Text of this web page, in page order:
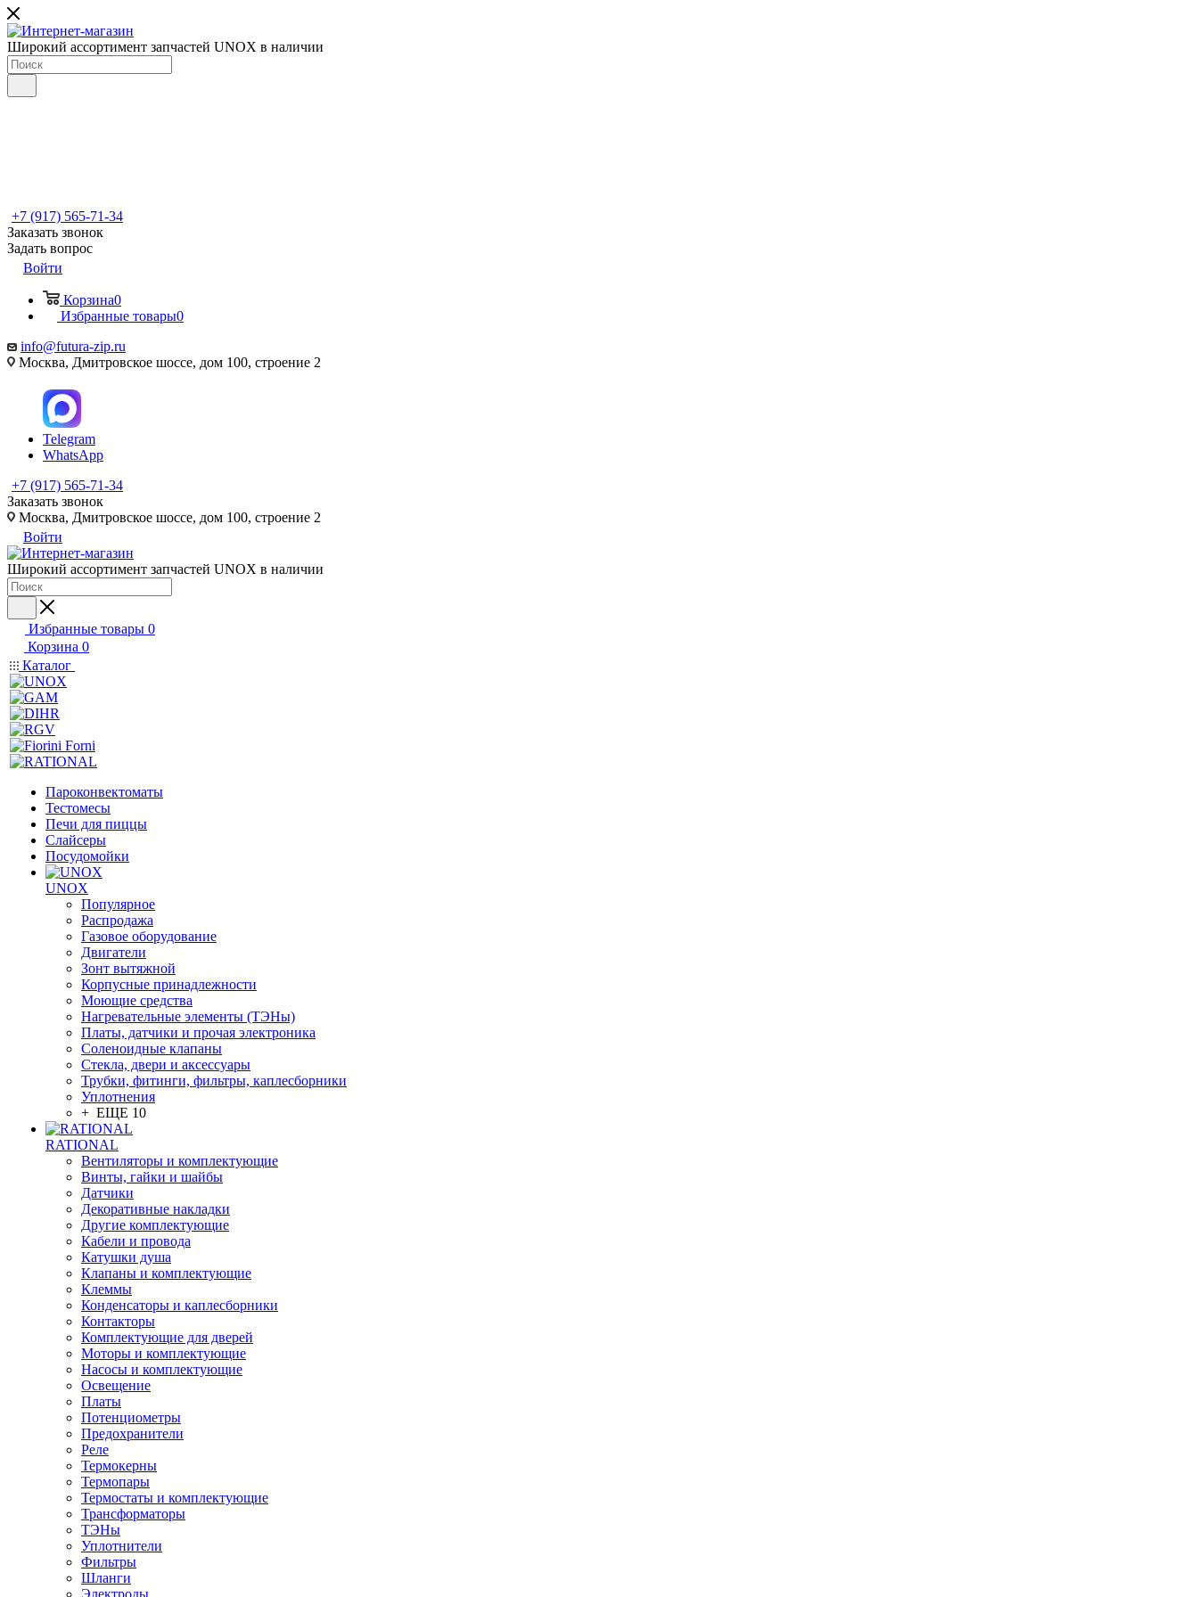
Широкий ассортимент запчастей UNOX в наличии
+7 (917) 565-71-34
Заказать звонок
Задать вопрос
Войти
Корзина0
Избранные товары0
info@futura-zip.ru
Москва, Дмитровское шоссе, дом 100, строение 2
Telegram
WhatsApp
+7 (917) 565-71-34
Заказать звонок
Москва, Дмитровское шоссе, дом 100, строение 2
Войти
Широкий ассортимент запчастей UNOX в наличии
Избранные товары 0
Корзина 0
Каталог
Пароконвектоматы
Тестомесы
Печи для пиццы
Слайсеры
Посудомойки
UNOX
Популярное
Распродажа
Газовое оборудование
Двигатели
Зонт вытяжной
Корпусные принадлежности
Моющие средства
Нагревательные элементы (ТЭНы)
Платы, датчики и прочая электроника
Соленоидные клапаны
Стекла, двери и аксессуары
Трубки, фитинги, фильтры, каплесборники
Уплотнения
+ ЕЩЕ 10
RATIONAL
Вентиляторы и комплектующие
Винты, гайки и шайбы
Датчики
Декоративные накладки
Другие комплектующие
Кабели и провода
Катушки душа
Клапаны и комплектующие
Клеммы
Конденсаторы и каплесборники
Контакторы
Комплектующие для дверей
Моторы и комплектующие
Насосы и комплектующие
Освещение
Платы
Потенциометры
Предохранители
Реле
Термокерны
Термопары
Термостаты и комплектующие
Трансформаторы
ТЭНы
Уплотнители
Фильтры
Шланги
Электроды